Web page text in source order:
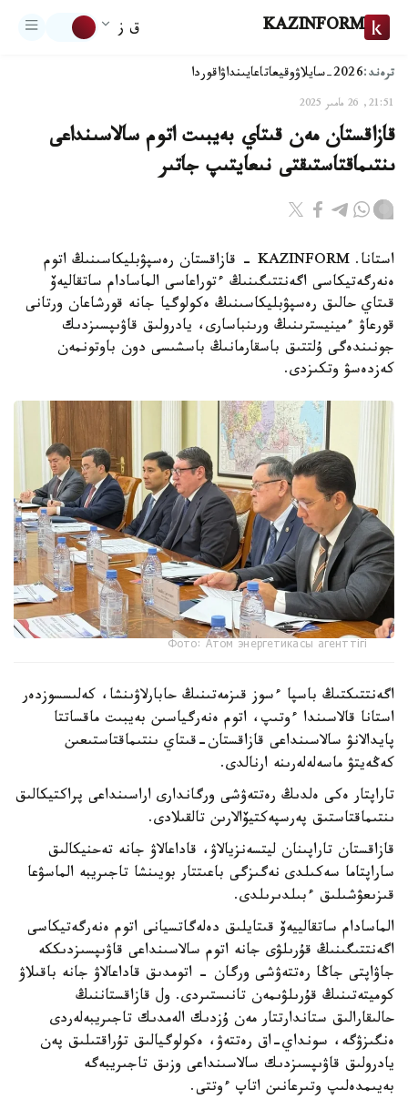
KAZINFORM ق ز
ترەند:2026-سايلاۋ وقيعاتاعايىنداۋاقوردا
21:51, 26 مامىر 2025
قازاقستان مەن قىتاي بەيبىت اتوم سالاسىنداعى
ىنتىماقتاستىقتى نىعايتىپ جاتىر
استانا. KAZINFORM - قازاقستان رەسپۋبليكاسىنىڭ اتوم
ەنەرگەتيكاسى اگەنتتىگىنىڭ ءتوراعاسى الماسادام ساتقاليەۆ
قىتاي حالىق رەسپۋبليكاسىنىڭ ەكولوگيا جانە قورشاعان ورتانى
قورعاۋ ءمينيسترىنىڭ ورىنباسارى، يادرولىق قاۋىپسىزدىك
جونىندەگى ۇلتتىق باسقارمانىڭ باسشىسى دون باوتونمەن
كەزدەسۋ وتكىزدى.
Фото: Атом энергетикасы агенттігі
اگەنتتىكتىڭ باسپا ءسوز قىزمەتىنىڭ حابارلاۋىنشا، كەلىسسوزدەر
استانا قالاسىندا ءوتىپ، اتوم ەنەرگياسىن بەيبىت ماقساتتا
پايدالانۋ سالاسىنداعى قازاقستان-قىتاي ىنتىماقتاستىعىن
كەڭەيتۋ ماسەلەلەرىنە ارنالدى.
تاراپتار ەكى ەلدىڭ رەتتەۋشى ورگاندارى اراسىنداعى پراكتيكالىق
ىنتىماقتاستىق پەرسپەكتيۆالارىن تالقىلادى.
قازاقستان تاراپىنان ليتسەنزيالاۋ، قاداعالاۋ جانە تەحنيكالىق
ساراپتاما سەكىلدى نەگىزگى باعىتتار بويىنشا تاجىريبە الماسۋعا
قىزىعۋشىلىق ءبىلدىرىلدى.
الماسادام ساتقالييەۆ قىتايلىق دەلەگاتسيانى اتوم ەنەرگەتيكاسى
اگەنتتىگىنىڭ قۇرىلۋى جانە اتوم سالاسىنداعى قاۋىپسىزدىككە
جاۋاپتى جاڭا رەتتەۋشى ورگان - اتومدىق قاداعالاۋ جانە باقىلاۋ
كوميتەتىنىڭ قۇرىلۋىمەن تانىستىردى. ول قازاقستاننىڭ
حالىقارالىق ستاندارتتار مەن ۇزدىك الەمدىك تاجىريبەلەردى
ەنگىزۋگە، سونداي-اق رەتتەۋ، ەكولوگيالىق تۇراقتىلىق پەن
يادرولىق قاۋىپسىزدىك سالاسىنداعى وزىق تاجىريبەگە
بەيىمدەلىپ وتىرعانىن اتاپ ءوتتى.